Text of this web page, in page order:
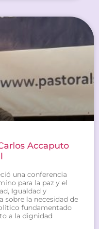
Accaputo
una conferencia
para la paz y el
Igualdad y
sobre la necesidad de
fundamentado
a la dignidad